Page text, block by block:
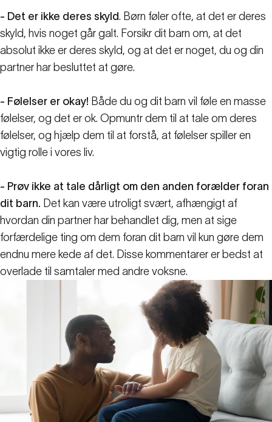
- Det er ikke deres skyld. Børn føler ofte, at det er deres
skyld, hvis noget går galt. Forsikr dit barn om, at det
absolut ikke er deres skyld, og at det er noget, du og din
partner har besluttet at gøre.
- Følelser er okay! Både du og dit barn vil føle en masse
følelser, og det er ok. Opmuntr dem til at tale om deres
følelser, og hjælp dem til at forstå, at følelser spiller en
vigtig rolle i vores liv.
- Prøv ikke at tale dårligt om den anden forælder foran
dit barn. Det kan være utroligt svært, afhængigt af
hvordan din partner har behandlet dig, men at sige
forfærdelige ting om dem foran dit barn vil kun gøre dem
endnu mere kede af det. Disse kommentarer er bedst at
overlade til samtaler med andre voksne.